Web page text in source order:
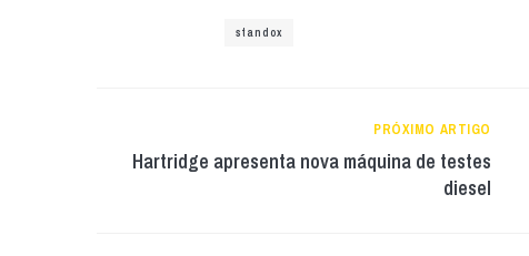
standox
PRÓXIMO ARTIGO
Hartridge apresenta nova máquina de testes
diesel